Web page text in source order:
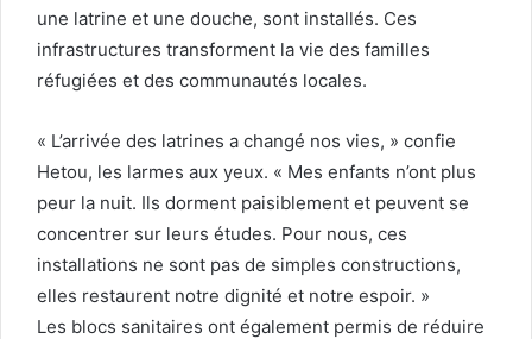
une latrine et une douche, sont installés. Ces
infrastructures transforment la vie des familles
réfugiées et des communautés locales.
« L’arrivée des latrines a changé nos vies, » confie
Hetou, les larmes aux yeux. « Mes enfants n’ont plus
peur la nuit. Ils dorment paisiblement et peuvent se
concentrer sur leurs études. Pour nous, ces
installations ne sont pas de simples constructions,
elles restaurent notre dignité et notre espoir. »
Les blocs sanitaires ont également permis de réduire